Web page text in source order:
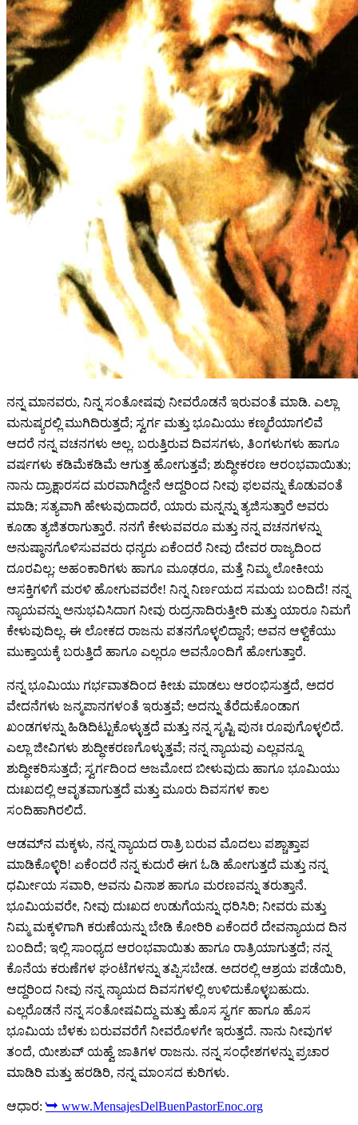
ನನ್ನ ಮಾನವರು, ನಿನ್ನ ಸಂತೋಷವು ನೀವರೊಡನೆ ಇರುವಂತೆ ಮಾಡಿ. ಎಲ್ಲಾ
ಮನುಷ್ಯರಲ್ಲಿ ಮುಗಿದಿರುತ್ತದೆ; ಸ್ವರ್ಗ ಮತ್ತು ಭೂಮಿಯು ಕಣ್ಮರೆಯಾಗಲಿವೆ
ಆದರೆ ನನ್ನ ವಚನಗಳು ಅಲ್ಲ. ಬರುತ್ತಿರುವ ದಿವಸಗಳು, ತಿಂಗಳುಗಳು ಹಾಗೂ
ವರ್ಷಗಳು ಕಡಿಮೆಕಡಿಮೆ ಆಗುತ್ತ ಹೋಗುತ್ತವೆ; ಶುದ್ಧೀಕರಣ ಆರಂಭವಾಯಿತು;
ನಾನು ದ್ರಾಕ್ಷಾರಸದ ಮರವಾಗಿದ್ದೇನೆ ಆದ್ದರಿಂದ ನೀವು ಫಲವನ್ನು ಕೊಡುವಂತೆ
ಮಾಡಿ; ಸತ್ಯವಾಗಿ ಹೇಳುವುದಾದರೆ, ಯಾರು ಮನ್ನನ್ನು ತ್ಯಜಿಸುತ್ತಾರೆ ಅವರು
ಕೂಡಾ ತ್ಯಜಿತರಾಗುತ್ತಾರೆ. ನನಗೆ ಕೇಳುವವರೂ ಮತ್ತು ನನ್ನ ವಚನಗಳನ್ನು
ಅನುಷ್ಠಾನಗೊಳಿಸುವವರು ಧನ್ಯರು ಏಕೆಂದರೆ ನೀವು ದೇವರ ರಾಜ್ಯದಿಂದ
ದೂರವಿಲ್ಲ; ಅಹಂಕಾರಿಗಳು ಹಾಗೂ ಮೂಢರೂ, ಮತ್ತೆ ನಿಮ್ಮ ಲೋಕೀಯ
ಆಸಕ್ತಿಗಳಿಗೆ ಮರಳಿ ಹೋಗುವವರೇ! ನಿನ್ನ ನಿರ್ಣಯದ ಸಮಯ ಬಂದಿದೆ! ನನ್ನ
ನ್ಯಾಯವನ್ನು ಅನುಭವಿಸಿದಾಗ ನೀವು ರುದ್ರನಾದಿರುತ್ತೀರಿ ಮತ್ತು ಯಾರೂ ನಿಮಗೆ
ಕೇಳುವುದಿಲ್ಲ. ಈ ಲೋಕದ ರಾಜನು ಪತನಗೊಳ್ಳಲಿದ್ದಾನೆ; ಅವನ ಆಳ್ವಿಕೆಯು
ಮುಕ್ತಾಯಕ್ಕೆ ಬರುತ್ತಿದೆ ಹಾಗೂ ಎಲ್ಲರೂ ಅವನೊಂದಿಗೆ ಹೋಗುತ್ತಾರೆ.
ನನ್ನ ಭೂಮಿಯು ಗರ್ಭವಾತದಿಂದ ಕೀಚು ಮಾಡಲು ಆರಂಭಿಸುತ್ತದೆ, ಅದರ
ವೇದನೆಗಳು ಜನ್ಮಪಾನಗಳಂತೆ ಇರುತ್ತವೆ; ಅದನ್ನು ತೆರೆದುಕೊಂಡಾಗ
ಖಂಡಗಳನ್ನು ಹಿಡಿದಿಟ್ಟುಕೊಳ್ಳುತ್ತದೆ ಮತ್ತು ನನ್ನ ಸೃಷ್ಟಿ ಪುನಃ ರೂಪುಗೊಳ್ಳಲಿದೆ.
ಎಲ್ಲಾ ಜೀವಿಗಳು ಶುದ್ಧೀಕರಣಗೊಳ್ಳುತ್ತವೆ; ನನ್ನ ನ್ಯಾಯವು ಎಲ್ಲವನ್ನೂ
ಶುದ್ಧೀಕರಿಸುತ್ತದೆ; ಸ್ವರ್ಗದಿಂದ ಅಜಮೋದ ಬೀಳುವುದು ಹಾಗೂ ಭೂಮಿಯು
ದುಃಖದಲ್ಲಿ ಆವೃತವಾಗುತ್ತದೆ ಮತ್ತು ಮೂರು ದಿವಸಗಳ ಕಾಲ
ಸಂದಿಹಾಗಿರಲಿದೆ.
ಆಡಮ್‌ನ ಮಕ್ಕಳು, ನನ್ನ ನ್ಯಾಯದ ರಾತ್ರಿ ಬರುವ ಮೊದಲು ಪಶ್ಚಾತ್ತಾಪ
ಮಾಡಿಕೊಳ್ಳಿರಿ! ಏಕೆಂದರೆ ನನ್ನ ಕುದುರೆ ಈಗ ಓಡಿ ಹೋಗುತ್ತದೆ ಮತ್ತು ನನ್ನ
ಧರ್ಮೀಯ ಸವಾರಿ, ಅವನು ವಿನಾಶ ಹಾಗೂ ಮರಣವನ್ನು ತರುತ್ತಾನೆ.
ಭೂಮಿಯವರೇ, ನೀವು ದುಃಖದ ಉಡುಗೆಯನ್ನು ಧರಿಸಿರಿ; ನೀವರು ಮತ್ತು
ನಿಮ್ಮ ಮಕ್ಕಳಿಗಾಗಿ ಕರುಣೆಯನ್ನು ಬೇಡಿ ಕೋರಿರಿ ಏಕೆಂದರೆ ದೇವನ್ಯಾಯದ ದಿನ
ಬಂದಿದೆ; ಇಲ್ಲಿ ಸಾಂಧ್ಯದ ಆರಂಭವಾಯಿತು ಹಾಗೂ ರಾತ್ರಿಯಾಗುತ್ತದೆ; ನನ್ನ
ಕೊನೆಯ ಕರುಣೆಗಳ ಘಂಟೆಗಳನ್ನು ತಪ್ಪಿಸಬೇಡ. ಅದರಲ್ಲಿ ಆಶ್ರಯ ಪಡೆಯಿರಿ,
ಆದ್ದರಿಂದ ನೀವು ನನ್ನ ನ್ಯಾಯದ ದಿವಸಗಳಲ್ಲಿ ಉಳಿದುಕೊಳ್ಳಬಹುದು.
ಎಲ್ಲರೊಡನೆ ನನ್ನ ಸಂತೋಷವಿದ್ದು ಮತ್ತು ಹೊಸ ಸ್ವರ್ಗ ಹಾಗೂ ಹೊಸ
ಭೂಮಿಯ ಬೆಳಕು ಬರುವವರೆಗೆ ನೀವರೊಳಗೇ ಇರುತ್ತದೆ. ನಾನು ನೀವುಗಳ
ತಂದೆ, ಯೀಶುವ್ ಯಹ್ವೆ ಜಾತಿಗಳ ರಾಜನು. ನನ್ನ ಸಂಧೇಶಗಳನ್ನು ಪ್ರಚಾರ
ಮಾಡಿರಿ ಮತ್ತು ಹರಡಿರಿ, ನನ್ನ ಮಾಂಸದ ಕುರಿಗಳು.
ಆಧಾರ: ➥ www.MensajesDelBuenPastorEnoc.org